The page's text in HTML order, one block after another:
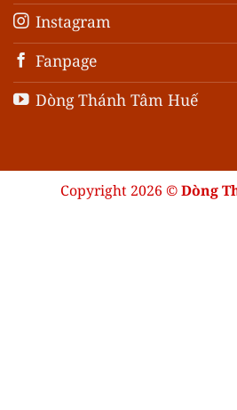
Instagram
Fanpage
Dòng Thánh Tâm Huế
Copyright 2026 ©Dòng